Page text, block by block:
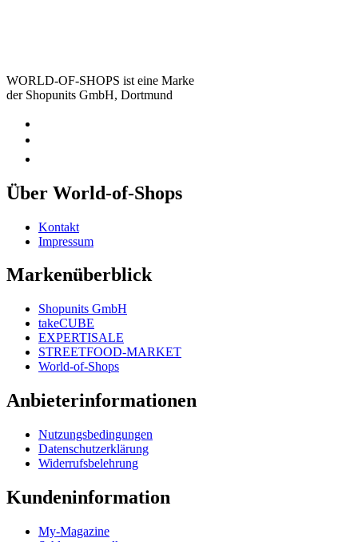
WORLD-OF-SHOPS ist eine Marke
der Shopunits GmbH, Dortmund
Über World-of-Shops
Kontakt
Impressum
Markenüberblick
Shopunits GmbH
takeCUBE
EXPERTISALE
STREETFOOD-MARKET
World-of-Shops
Anbieterinformationen
Nutzungsbedingungen
Datenschutzerklärung
Widerrufsbelehrung
Kundeninformation
My-Magazine